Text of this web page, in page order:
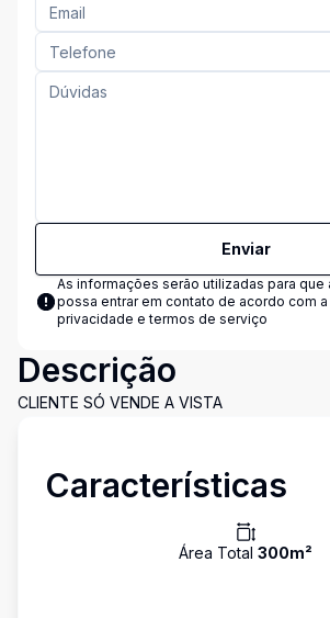
Enviar
As informações serão utilizadas para que
possa entrar em contato de acordo com a
privacidade e termos de serviço
Descrição
CLIENTE SÓ VENDE A VISTA
Características
Área Total 300m²